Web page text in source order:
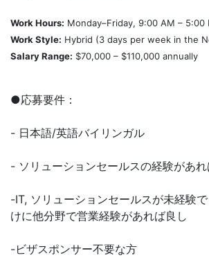
Work Hours: Monday–Friday, 9:00 AM – 5:00
Work Style: Hybrid (3 days per week in the
Salary Range: $70,000 – $110,000 annually
●応募要件：
- 日本語/英語バイリンガル
- ソリューションセールスの経験があ
-IT, ソリューションセールスが未経験
けに他分野で営業経験があれば良し
-ビザスポンサー不要な方